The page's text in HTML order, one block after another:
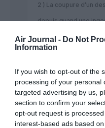
Air Journal - Do Not
Information
If you wish to opt-out of the
processing of your personal
targeted advertising by us,
section to confirm your
opt-out request is
interest-based ads based
2 ) La coupure d’un
depuis quand une
Bernard a commenté :
Personne mentionnent le
ainsi que la sécurité au sol.